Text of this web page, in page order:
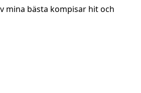
mina bästa kompisar hit och